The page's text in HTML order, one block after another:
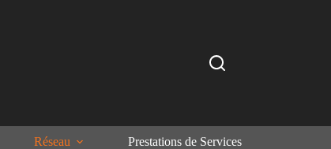
Réseau Prestations de Services